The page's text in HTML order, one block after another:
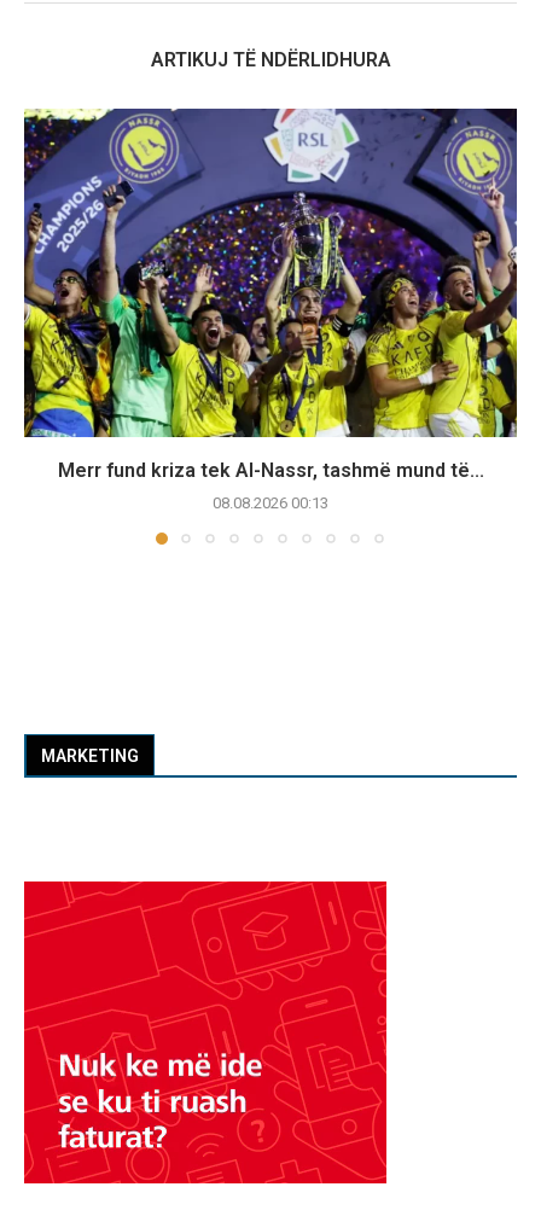
ARTIKUJ TË NDËRLIDHURA
Merr fund kriza tek Al-Nassr, tashmë mund të...
08.08.2026 00:13
MARKETING